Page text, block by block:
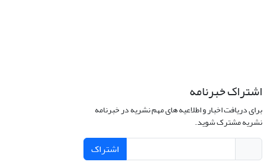
اشتراک خبرنامه
برای دریافت اخبار و اطلاعیه های مهم نشریه در خبرنامه
نشریه مشترک شوید.
اشتراک